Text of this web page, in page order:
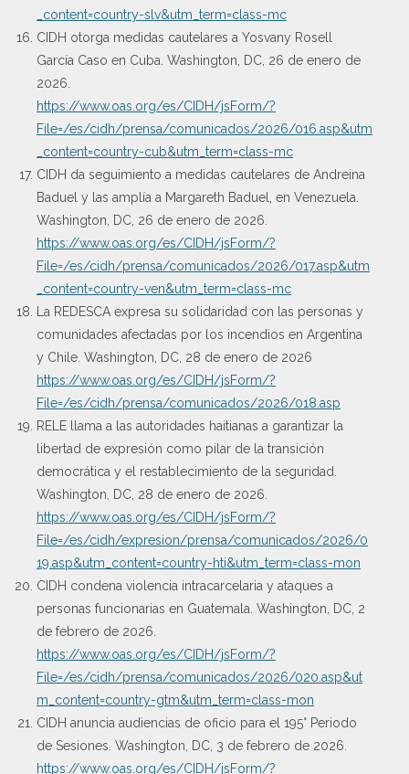
_content=country-slv&utm_term=class-mc
CIDH otorga medidas cautelares a Yosvany Rosell
García Caso en Cuba. Washington, DC, 26 de enero de
2026.
https://www.oas.org/es/CIDH/jsForm/?
File=/es/cidh/prensa/comunicados/2026/016.asp&utm
_content=country-cub&utm_term=class-mc
CIDH da seguimiento a medidas cautelares de Andreina
Baduel y las amplía a Margareth Baduel, en Venezuela.
Washington, DC, 26 de enero de 2026.
https://www.oas.org/es/CIDH/jsForm/?
File=/es/cidh/prensa/comunicados/2026/017.asp&utm
_content=country-ven&utm_term=class-mc
La REDESCA expresa su solidaridad con las personas y
comunidades afectadas por los incendios en Argentina
y Chile. Washington, DC, 28 de enero de 2026
https://www.oas.org/es/CIDH/jsForm/?
File=/es/cidh/prensa/comunicados/2026/018.asp
RELE llama a las autoridades haitianas a garantizar la
libertad de expresión como pilar de la transición
democrática y el restablecimiento de la seguridad.
Washington, DC, 28 de enero de 2026.
https://www.oas.org/es/CIDH/jsForm/?
File=/es/cidh/expresion/prensa/comunicados/2026/0
19.asp&utm_content=country-hti&utm_term=class-mon
CIDH condena violencia intracarcelaria y ataques a
personas funcionarias en Guatemala. Washington, DC, 2
de febrero de 2026.
https://www.oas.org/es/CIDH/jsForm/?
File=/es/cidh/prensa/comunicados/2026/020.asp&ut
m_content=country-gtm&utm_term=class-mon
CIDH anuncia audiencias de oficio para el 195° Periodo
de Sesiones. Washington, DC, 3 de febrero de 2026.
https://www.oas.org/es/CIDH/jsForm/?